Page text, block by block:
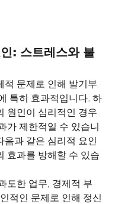
: 스트레스와 불
적 문제로 인해 발기부
특히 효과적입니다. 하
원인이 심리적인 경우
가 제한적일 수 있습니
음과 같은 심리적 요인
효과를 방해할 수 있습
도한 업무, 경제적 부
적인 문제로 인해 정신